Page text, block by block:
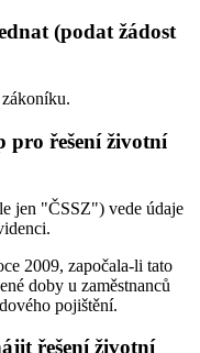
(podat žádost
pro řešení životní
jen "ČSSZ") vede údaje
2009, započala-li tato
doby u zaměstnanců
pojištění.
řešení životní